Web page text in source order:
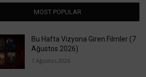
MOST POPULAR
Bu Hafta Vizyona Giren Filmler (7
Ağustos 2026)
7 Ağustos 2026